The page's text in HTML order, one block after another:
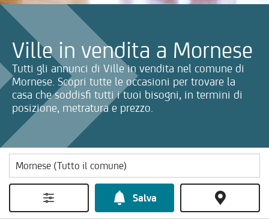
Ville in vendita a Mornese
Tutti gli annunci di Ville in vendita nel comune di
Mornese. Scopri tutte le occasioni per trovare la
casa che soddisfi tutti i tuoi bisogni, in termini di
posizione, metratura e prezzo.
Salva